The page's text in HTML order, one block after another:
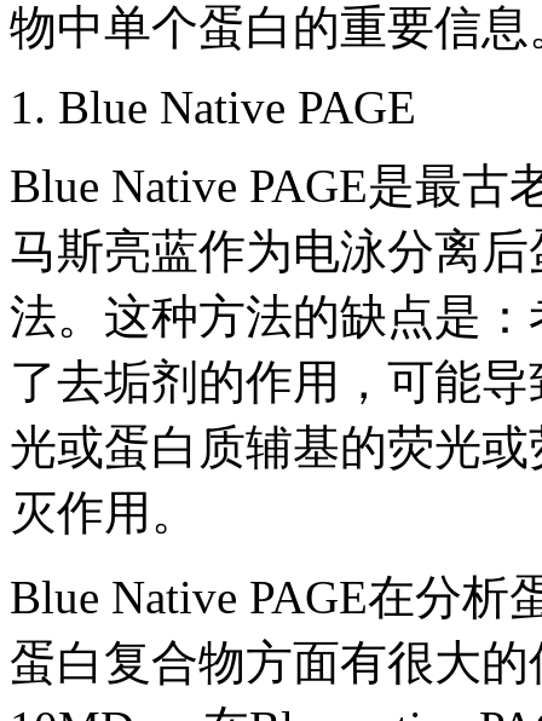
物中单个蛋白的重要信息
1. Blue Native PAGE
Blue Native PAGE是最古
马斯亮蓝作为电泳分离
法。这种方法的缺点是
了去垢剂的作用，可能
光或蛋白质辅基的荧光
灭作用。
Blue Native PAGE在分
蛋白复合物方面有很大